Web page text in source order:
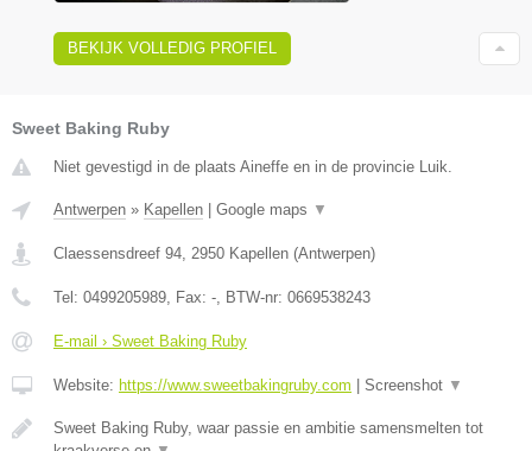
BEKIJK VOLLEDIG PROFIEL
Sweet Baking Ruby
Niet gevestigd in de plaats Aineffe en in de provincie Luik.
Antwerpen » Kapellen Google maps ▼
Claessensdreef 94, 2950 Kapellen (Antwerpen)
Tel: 0499205989, Fax: -, BTW-nr: 0669538243
E-mail › Sweet Baking Ruby
Website: https://www.sweetbakingruby.com Screenshot ▼
Sweet Baking Ruby, waar passie en ambitie samensmelten tot